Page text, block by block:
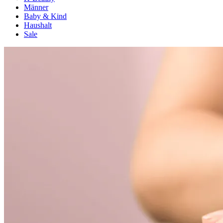
Männer
Baby & Kind
Haushalt
Sale